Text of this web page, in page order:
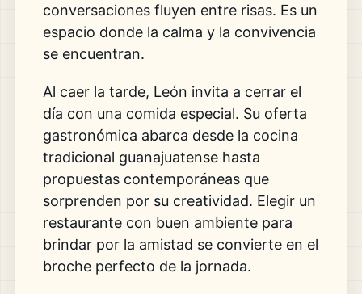
conversaciones fluyen entre risas. Es un
espacio donde la calma y la convivencia
se encuentran.
Al caer la tarde, León invita a cerrar el
día con una comida especial. Su oferta
gastronómica abarca desde la cocina
tradicional guanajuatense hasta
propuestas contemporáneas que
sorprenden por su creatividad. Elegir un
restaurante con buen ambiente para
brindar por la amistad se convierte en el
broche perfecto de la jornada.